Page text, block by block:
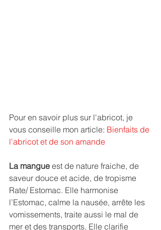
Pour en savoir plus sur l'abricot, je
vous conseille mon article: Bienfaits de
l'abricot et de son amande
La mangue est de nature fraiche, de
saveur douce et acide, de tropisme
Rate/ Estomac. Elle harmonise
l’Estomac, calme la nausée, arrête les
vomissements, traite aussi le mal de
mer et des transports. Elle clarifie